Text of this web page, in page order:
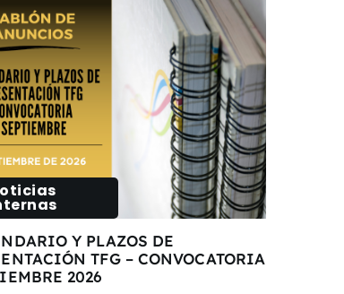
Y PLAZOS DE
TFG – CONVOCATORIA
2026